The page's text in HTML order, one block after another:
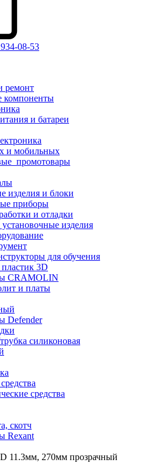
08-53
ремонт
компоненты
и батареи
и мобильных
изделия и блоки
приборы
и отладки
изделия
для обучения
3D
CRAMOLIN
и платы
Defender
силиконовая
средства
скотч
Rexant
11.3мм, 270мм прозрачный